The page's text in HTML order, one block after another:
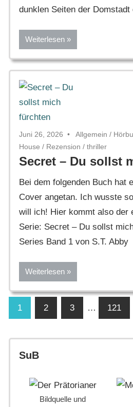
dunklen Seiten der Domstadt
Weiterlesen
Juni 26, 2026 Allgemein /
House / Rezension / thriller
Secret – Du sollst
Bei dem folgenden Buch hat
Cover angetan. Ich wusste
will ich! Hier kommt also der
Serie: Secret – Du sollst
Series Band 1 von S.T. Abby
Weiterlesen
1 2 3 … 121
SuB
Bildquelle und